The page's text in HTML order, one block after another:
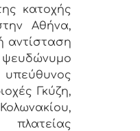
κατοχής
Αθήνα,
αντίσταση
υπεύθυνος
Γκύζη,